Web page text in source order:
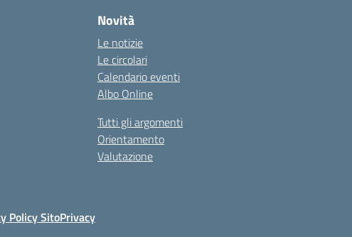
Novità
Le notizie
Le circolari
Calendario eventi
Albo Online
Tutti gli argomenti
Orientamento
Valutazione
Policy SitoPrivacy